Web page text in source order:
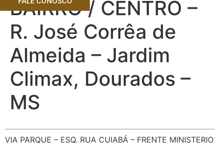
BAIRRO / CENTRO –
R. José Corrêa de
Almeida – Jardim
Climax, Dourados –
MS
VIA PARQUE – ESQ. RUA CUIABÁ – FRENTE MINISTERIO